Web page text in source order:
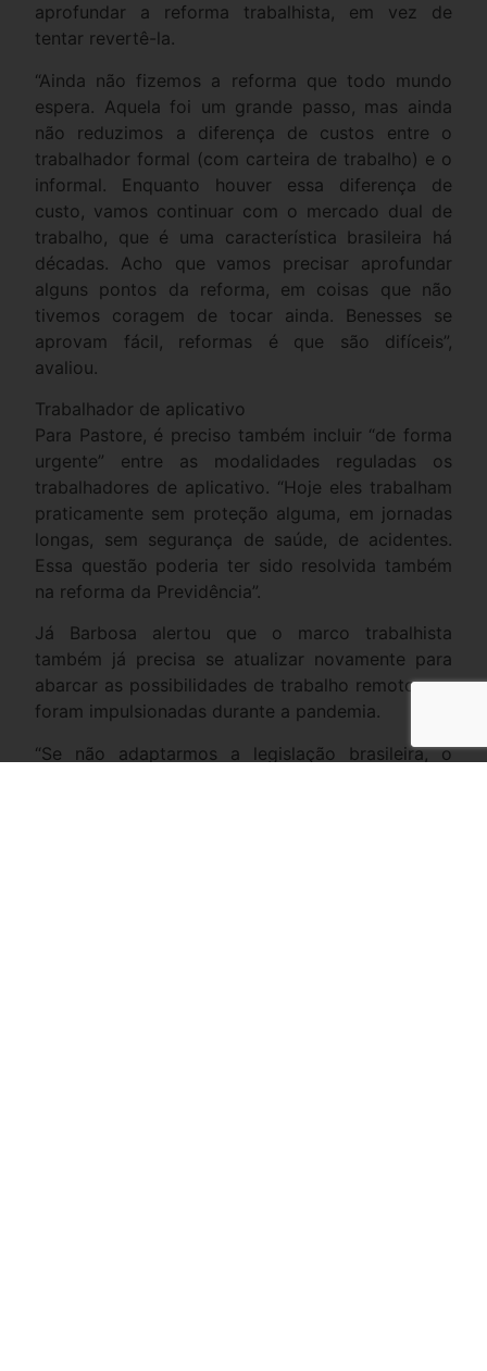
aprofundar a reforma trabalhista, em vez de
tentar revertê-la.
“Ainda não fizemos a reforma que todo mundo
espera. Aquela foi um grande passo, mas ainda
não reduzimos a diferença de custos entre o
trabalhador formal (com carteira de trabalho) e o
informal. Enquanto houver essa diferença de
custo, vamos continuar com o mercado dual de
trabalho, que é uma característica brasileira há
décadas. Acho que vamos precisar aprofundar
alguns pontos da reforma, em coisas que não
tivemos coragem de tocar ainda. Benesses se
aprovam fácil, reformas é que são difíceis”,
avaliou.
Trabalhador de aplicativo
Para Pastore, é preciso também incluir “de forma
urgente” entre as modalidades reguladas os
trabalhadores de aplicativo. “Hoje eles trabalham
praticamente sem proteção alguma, em jornadas
longas, sem segurança de saúde, de acidentes.
Essa questão poderia ter sido resolvida também
na reforma da Previdência”.
Já Barbosa alertou que o marco trabalhista
também já precisa se atualizar novamente para
abarcar as possibilidades de trabalho remoto que
foram impulsionadas durante a pandemia.
“Se não adaptarmos a legislação brasileira, o